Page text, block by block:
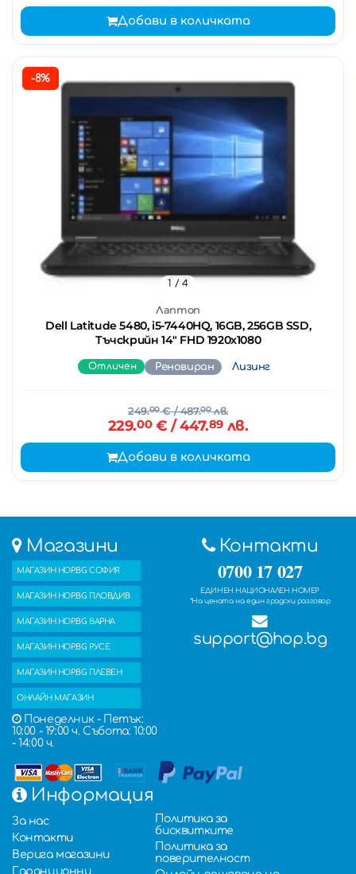
Добави в количката
-8%
Лаптоп
Dell Latitude 5480, i5-7440HQ, 16GB, 256GB SSD,
Тъчскрийн 14" FHD 1920x1080
1 / 4
Отличен Реновиран Лизинг
249.00€/ 487.00лв.
229.00€ / 447.89лв.
Добави в количката
Магазини
МАГАЗИН HOP.BG СОФИЯ
МАГАЗИН HOP.BG ПЛОВДИВ
МАГАЗИН HOP.BG ВАРНА
МАГАЗИН HOP.BG РУСЕ
МАГАЗИН HOP.BG ПЛЕВЕН
ОНЛАЙН МАГАЗИН
Понеделник - Петък:
10:00 - 19:00 ч. Събота: 10:00
- 14:00 ч.
Контакти
0700 17 027
ЕДИНЕН НАЦИОНАЛЕН НОМЕР
*На цената на един градски разговор
support@hop.bg
Информация
За нас
Контакти
Верига магазини
Гаранционни
Политика за
бисквитките
Политика за
поверителност